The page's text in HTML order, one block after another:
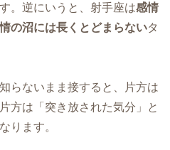
。逆にいうと、射手座は感情
の沼には長くとどまらないタ
らないまま接すると、片方は
方は「突き放された気分」と
ります。